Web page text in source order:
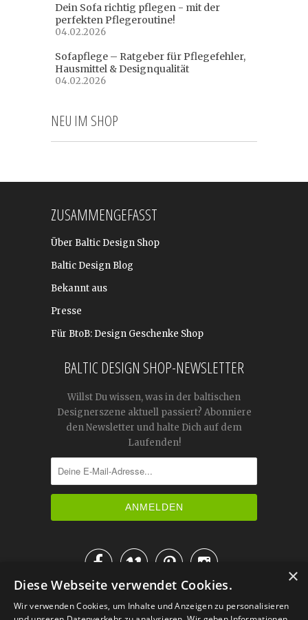
Dein Sofa richtig pflegen - mit der
perfekten Pflegeroutine!
04.02.2026
Sofapflege – Ratgeber für Pflegefehler,
Hausmittel & Designqualität
04.02.2026
NEU IM SHOP
ZUSAMMENGEFASST
Über Baltic Design Shop
Baltic Design Blog
Bekannt aus
Presse
Für BtoB: Design Geschenke Shop
BALTIC DESIGN SHOP-NEWSLETTER
Willst Du wissen, was in der baltischen
Designerszene aktuell passiert? Abonniere
den Newsletter und halte Dich auf dem
Laufenden!

IM KATALOG BLÄTTERN
×
Diese Webseite verwendet Cookies.
Wir verwenden Cookies, um Inhalte und Anzeigen zu personalisieren